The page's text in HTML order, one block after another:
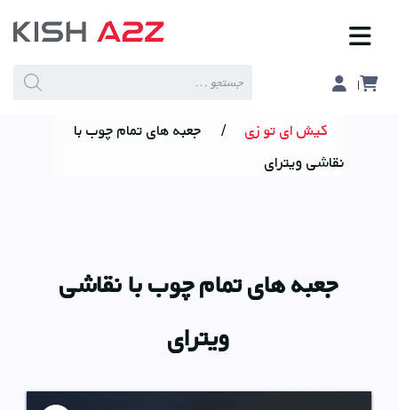
search
کیش ای تو زی /
جعبه های تمام چوب با
نقاشی ویترای
جعبه های تمام چوب با نقاشی
ویترای